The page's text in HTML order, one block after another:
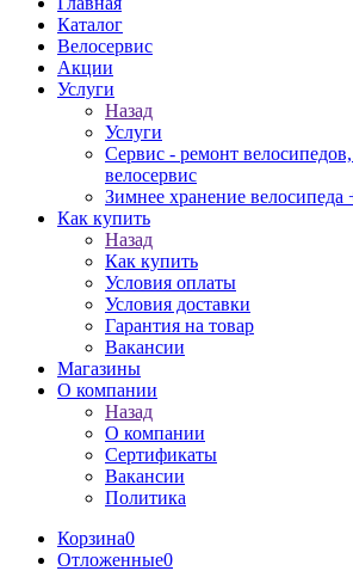
Каталог
Велосервис
Акции
Услуги
Назад
Услуги
Сервис - ремонт
велосервис
Зимнее хранение велосипеда
Как купить
Назад
Как купить
Условия оплаты
Условия доставки
Гарантия на товар
Вакансии
Магазины
О компании
Назад
О компании
Сертификаты
Вакансии
Политика
Корзина0
Отложенные0